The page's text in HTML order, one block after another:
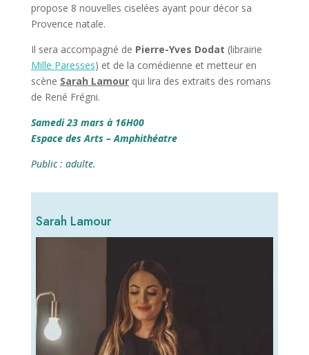
propose 8 nouvelles ciselées ayant pour décor sa
Provence natale.
Il sera accompagné de Pierre-Yves Dodat (librairie
Mille Paresses) et de la comédienne et metteur en
scène Sarah Lamour qui lira des extraits des romans
de René Frégni.
Samedi 23 mars à 16H00
Espace des Arts – Amphithéatre
Public : adulte.
Sarah Lamour